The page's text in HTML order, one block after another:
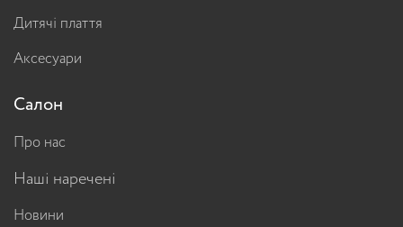
Дитячі плаття
Аксесуари
Салон
Про нас
Наші наречені
Новини